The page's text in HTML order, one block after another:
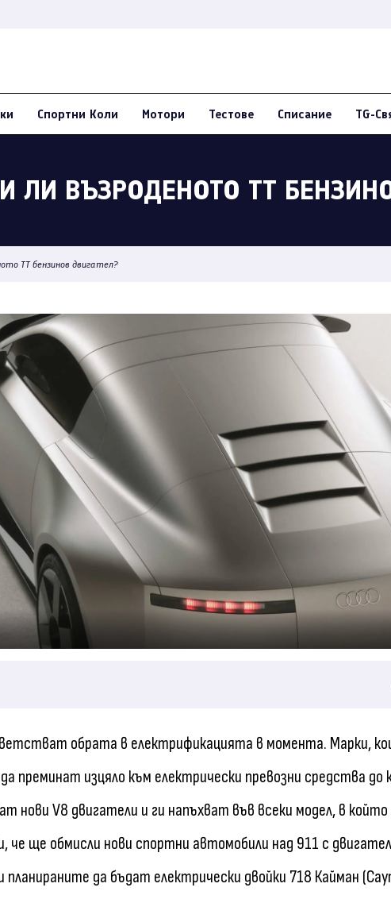
Спортни Коли Мотори Тестове Списание TG-
ЛИ ВЪЗРОДЕНОТО ТТ
ТТ бензинов двигател?
обрата в електрификацията в момента. Марки,
преминат изцяло към електрически превозни средства до
нови V8 двигатели и ги напъхват във всеки модел, в
че ще обмисли нови спортни автомобили над 911 с
да бъдат електрически двойки 718 Кайман